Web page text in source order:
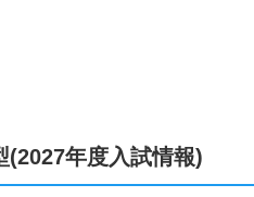
(2027年度入試情報)